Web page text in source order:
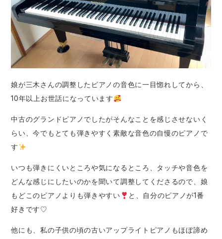
娘が三木さんの調整したピアノの音色に一目惚れしてから、
10年以上お世話になっています
中古のグランドピアノでしたがそんなことを感じさせないく
らい、今でもとても弾きやすく素敵な音色の自慢のピアノで
す
いつも弾きにくいところや気になるところ、タッチや音色を
どんな感じにしたいのかを聞いて調整してくださるので、娘
もどこのピアノよりも弾きやすい
と、自分のピアノが1番
好きです♡
他にも、私の子供の頃の古いアップライトピアノもほぼ諦め